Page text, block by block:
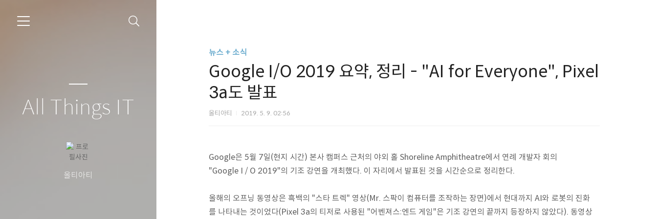
All Things IT
올티아티
뉴스 + 소식
Google I/O 2019 요약, 정리 - "AI for Everyone", Pixel
3a도 발표
올티아티 2019. 5. 9. 02:56
Google은 5월 7일(현지 시간) 본사 캠퍼스 근처의 야외 홀 Shoreline Amphitheatre에서 연례 개발자 회의
"Google I / O 2019"의 기조 강연을 개최했다. 이 자리에서 발표된 것을 시간순으로 정리한다.
올해의 오프닝 동영상은 흑백의 "스타 트렉" 영상(Mr. 스팍이 컴퓨터를 조작하는 장면)에서 현대까지 AI와 로봇의 진화
를 나타내는 것이었다(Pixel 3a의 티저로 사용된 "어벤져스:엔드 게임"은 기조 강연의 끝까지 등장하지 않았다). 동영상